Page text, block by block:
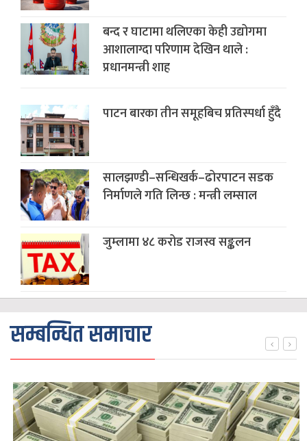
बन्द र घाटामा थलिएका केही उद्योगमा
आशालाग्दा परिणाम देखिन थाले :
प्रधानमन्त्री शाह
पाटन बारका तीन समूहबिच प्रतिस्पर्धा हुँदै
सालझण्डी–सन्धिखर्क–ढोरपाटन सडक
निर्माणले गति लिन्छ : मन्त्री लम्साल
जुम्लामा ४८ करोड राजस्व सङ्कलन
सम्बन्धित समाचार